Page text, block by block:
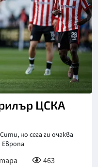
ЦСКА
но сега ги очаква
463